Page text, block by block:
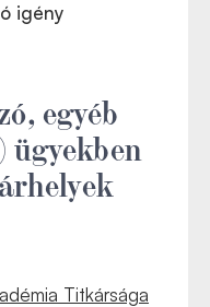
igény
egyéb
ügyekben
Titkársága